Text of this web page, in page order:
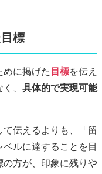
標
めに掲げた 目標を伝え
、 具体的で実現可能
伝えるよりも、「留
ルに達することを目
方が、印象に残りや